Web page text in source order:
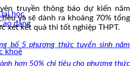
học
đẳng
khoẻ
truyền thông báo dự kiến năm
và sẽ dành ra khoảng 70% tổng
xét kết quả thi tốt nghiệp THPT.
bố 5 phương thức tuyển sinh năm
hơn 50% chỉ tiêu cho phương thức